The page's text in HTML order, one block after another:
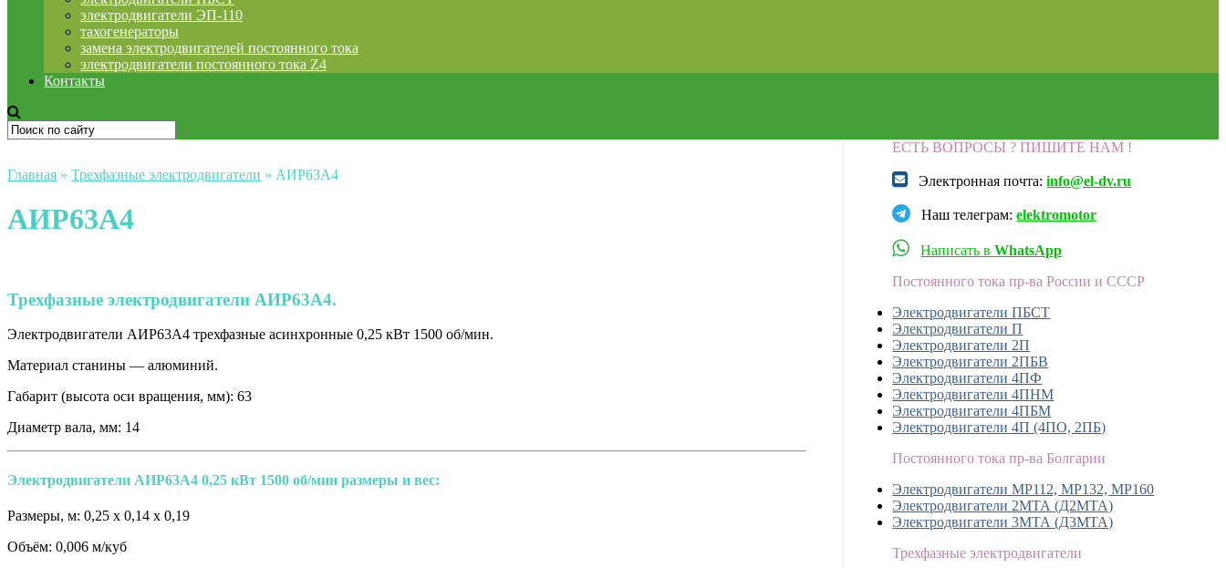
электродвигатели ЭП-110
тахогенераторы
замена электродвигателей постоянного тока
электродвигатели постоянного тока Z4
Контакты
Главная » Трехфазные электродвигатели » АИР63A4
АИР63A4
Трехфазные электродвигатели АИР63A4.
Электродвигатели АИР63A4 трехфазные асинхронные 0,25 кВт 1500 об/мин.
Материал станины — алюминий.
Габарит (высота оси вращения, мм): 63
Диаметр вала, мм: 14
Электродвигатели АИР63A4 0,25 кВт 1500 об/мин размеры и вес:
Размеры, м: 0,25 х 0,14 х 0,19
Объём: 0,006 м/куб
ЕСТЬ ВОПРОСЫ ? ПИШИТЕ НАМ !
Электронная почта:info@el-dv.ru
Наш телеграм:elektromotor
Написать вWhatsApp
Постоянного тока пр-ва России и СССР
Электродвигатели ПБСТ
Электродвигатели П
Электродвигатели 2П
Электродвигатели 2ПБВ
Электродвигатели 4ПФ
Электродвигатели 4ПНМ
Электродвигатели 4ПБМ
Электродвигатели 4П (4ПО, 2ПБ)
Постоянного тока пр-ва Болгарии
Электродвигатели MP112, МР132, MP160
Электродвигатели 2МТА (Д2МТА)
Электродвигатели 3МТА (Д3МТА)
Трехфазные электродвигатели